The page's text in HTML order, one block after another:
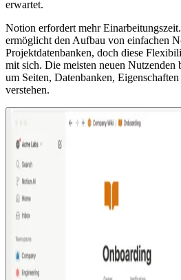
erwartet.
Notion erfordert mehr
ermöglicht den Aufbau von einfachen
Projektdatenbanken, doch diese
mit sich. Die meisten neuen Nutzenden
um Seiten, Datenbanken,
verstehen.